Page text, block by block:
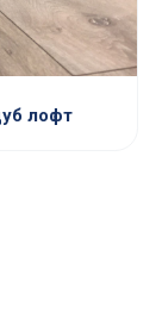
лофт